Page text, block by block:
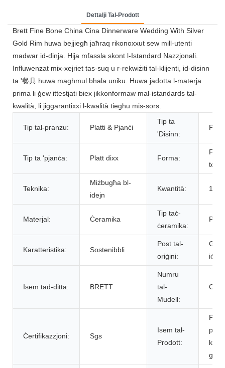
Dettalji Tal-Prodott
Brett Fine Bone China Cina Dinnerware Wedding With Silver
Gold Rim huwa bejjiegħ jaħraq rikonoxxut sew mill-utenti
madwar id-dinja. Hija mfassla skont l-Istandard Nazzjonali.
Influwenzat mix-xejriet tas-suq u r-rekwiżiti tal-klijenti, id-disinn
ta '餐具 huwa magħmul bħala uniku. Huwa jadotta l-materja
prima li ġew ittestjati biex jikkonformaw mal-istandards tal-
kwalità, li jiggarantixxi l-kwalità tiegħu mis-sors.
Tip tal-pranzu: Platti & Pjanċi
Tip ta
'Disinn:
Tip ta 'pjanċa: Platt dixx Forma:
Teknika:
Miżbugħa bl-
idejn
Kwantità: 10>
Materjal: Ċeramika
Tip taċ-
ċeramika:
Karatteristika: Sostenibbli
Post tal-
oriġini:
iċ-
Isem tad-ditta: BRETT
Numru
tal-
Mudell:
Ċertifikazzjoni: Sgs
Isem tal-
Prodott:
kina